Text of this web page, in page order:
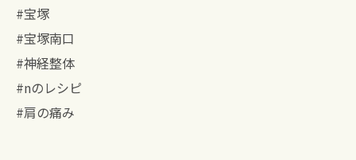
#宝塚
#宝塚南口
#神経整体
#nのレシピ
#肩の痛み